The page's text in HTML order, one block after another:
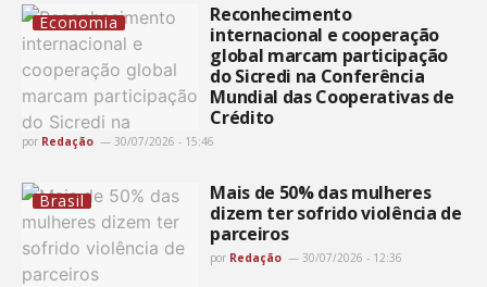
Economia
Reconhecimento
internacional e cooperação
global marcam participação
do Sicredi na Conferência
Mundial das Cooperativas de
Crédito
por Redação 30/07/2026 - 15:46
Brasil
Mais de 50% das mulheres
dizem ter sofrido violência de
parceiros
por Redação 30/07/2026 - 12:36